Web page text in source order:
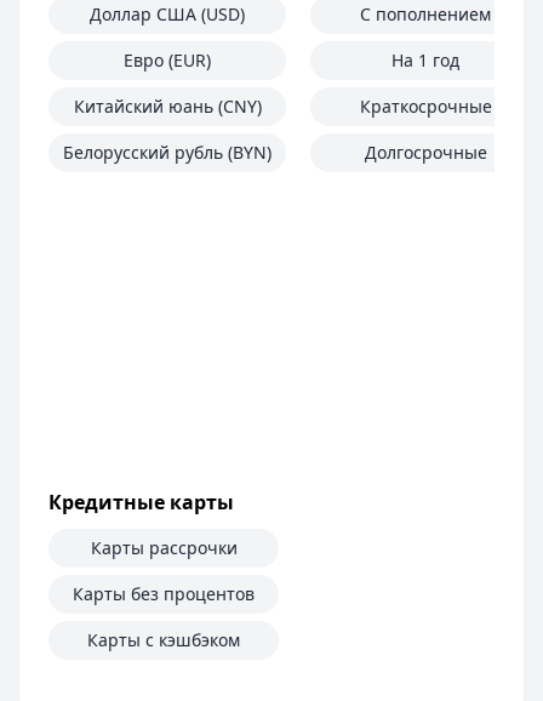
Доллар США (USD)
Евро (EUR)
Китайский юань (CNY)
Белорусский рубль (BYN)
С пополнением
На 1 год
Краткосрочные
Долгосрочные
Кредитные карты
Карты рассрочки
Карты без процентов
Карты с кэшбэком